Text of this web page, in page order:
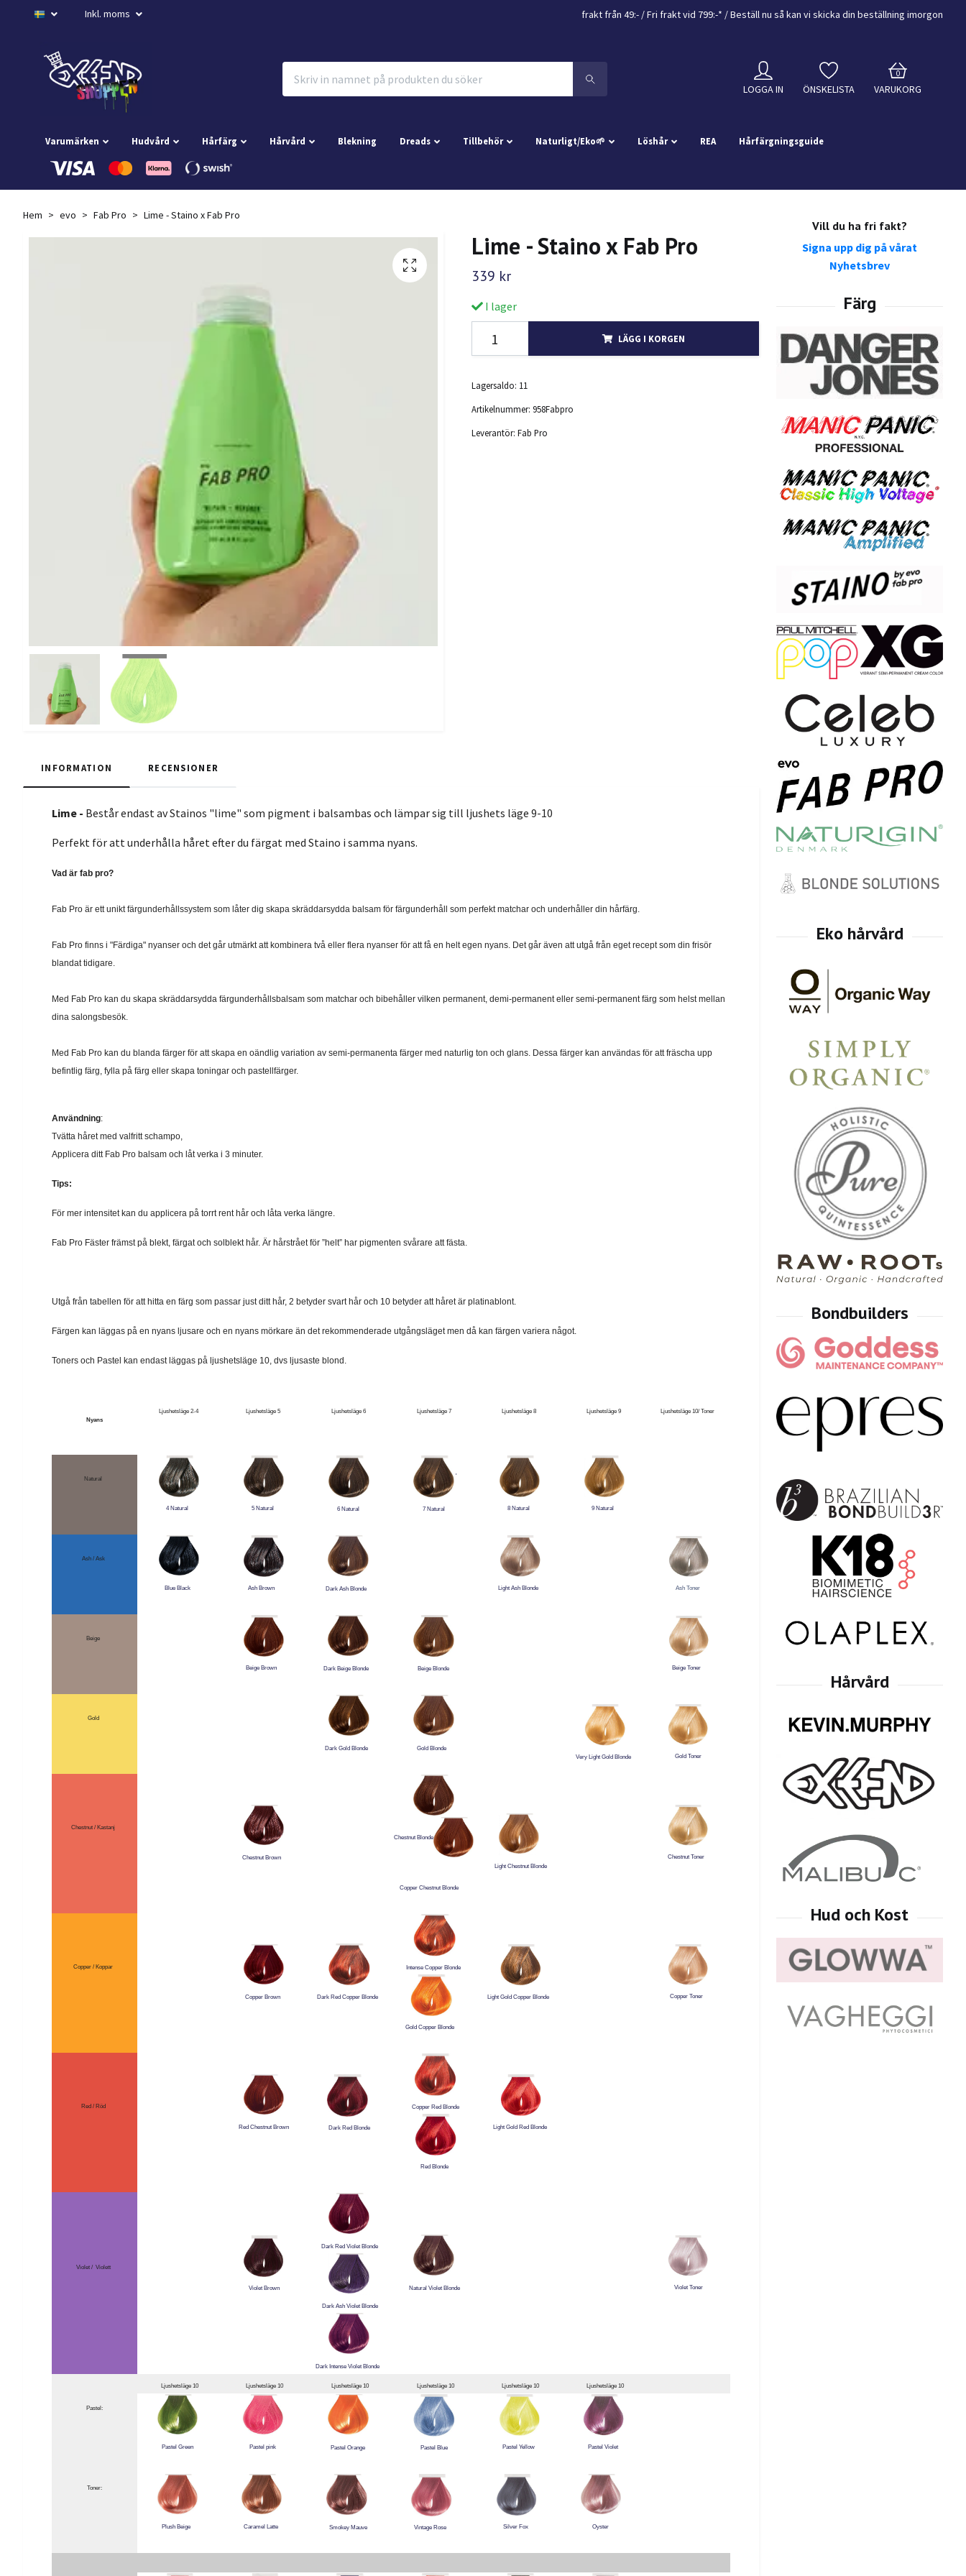
Inkl. moms frakt från 49:- /Fri frakt vid 799:-* / Beställ nu så kan vi skicka din beställning imorgon
LOGGA IN ÖNSKELISTA
0
VARUKORG
Varumärken Hudvård Hårfärg Hårvård Blekning Dreads Tillbehör Naturligt/Eko🌱 Löshår REA Hårfärgningsguide
Vill du ha fri fakt?
Signa upp dig på vårat
Nyhetsbrev
Hem evo Fab Pro Lime - Staino x Fab Pro
Lime - Staino x Fab Pro
339 kr
I lager
LÄGG I KORGEN
Lagersaldo: 11
Artikelnummer: 958Fabpro
Leverantör: Fab Pro
INFORMATION RECENSIONER
Lime - Består endast av Stainos "lime" som pigment i balsambas och lämpar sig till ljushets läge 9-10
Perfekt för att underhålla håret efter du färgat med Staino i samma nyans.
Vad är fab pro?
Fab Pro är ett unikt färgunderhållssystem som låter dig skapa skräddarsydda balsam för färgunderhåll som perfekt matchar och underhåller din hårfärg.
Fab Pro finns i "Färdiga" nyanser och det går utmärkt att kombinera två eller flera nyanser för att få en helt egen nyans. Det går även att utgå från eget recept som din frisör
blandat tidigare.
Med Fab Pro kan du skapa skräddarsydda färgunderhållsbalsam som matchar och bibehåller vilken permanent, demi-permanent eller semi-permanent färg som helst mellan
dina salongsbesök.
Med Fab Pro kan du blanda färger för att skapa en oändlig variation av semi-permanenta färger med naturlig ton och glans. Dessa färger kan användas för att fräscha upp
befintlig färg, fylla på färg eller skapa toningar och pastellfärger.
Användning:
Tvätta håret med valfritt schampo,
Applicera ditt Fab Pro balsam och låt verka i 3 minuter.
Tips:
För mer intensitet kan du applicera på torrt rent hår och låta verka längre.
Fab Pro Fäster främst på blekt, färgat och solblekt hår. Är hårstrået för ”helt” har pigmenten svårare att fästa.
Utgå från tabellen för att hitta en färg som passar just ditt hår, 2 betyder svart hår och 10 betyder att håret är platinablont.
Färgen kan läggas på en nyans ljusare och en nyans mörkare än det rekommenderade utgångsläget men då kan färgen variera något.
Toners och Pastel kan endast läggas på ljushetsläge 10, dvs ljusaste blond.
Nyans
Ljushetsläge 2-4 Ljushetsläge 5 Ljushetsläge 6 Ljushetsläge 7 Ljushetsläge 8 Ljushetsläge 9 Ljushetsläge 10/ Toner
Natural
4 Natural 5 Natural 6 Natural
'
7 Natural 8 Natural 9 Natural
Ash / Ask
Blue Black Ash Brown Dark Ash Blonde Light Ash Blonde Ash Toner
Beige
Beige Brown Dark Beige Blonde Beige Blonde Beige Toner
Gold
Dark Gold Blonde
Gold Blonde
Very Light Gold Blonde
Gold Toner
Chestnut / Kastanj
Chestnut Brown
Chestnut Blonde
Copper Chestnut Blonde
Light Chestnut Blonde
Chestnut Toner
Copper / Koppar
Copper Brown Dark Red Copper Blonde
Intense Copper Blonde
Gold Copper Blonde
Light Gold Copper Blonde Copper Toner
Red / Röd
Red Chestnut Brown Dark Red Blonde
Copper Red Blonde
Red Blonde
Light Gold Red Blonde
Violet / Violett
Violet Brown
Dark Red Violet Blonde
Dark Ash Violet Blonde
Dark Intense Violet Blonde
Natural Violet Blonde Violet Toner
Ljushetsläge 10 Ljushetsläge 10 Ljushetsläge 10 Ljushetsläge 10 Ljushetsläge 10 Ljushetsläge 10
Pastel:
Pastel Green Pastel pink Pastel Orange Pastel Blue Pastel Yellow Pastel Violet
Toner:
Plush Beige Caramel Latte Smokey Mauve Vintage Rose Silver Fox Oyster